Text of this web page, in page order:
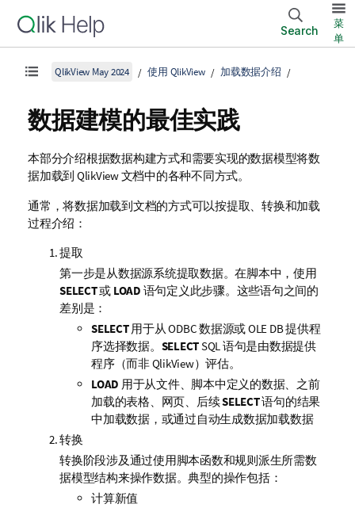
Search
菜
单
QlikView May 2024 使用 QlikView 加载数据介绍
数据建模的最佳实践
本部分介绍根据数据构建方式和需要实现的数据模型将数
据加载到 QlikView文档中的各种不同方式。
通常，将数据加载到文档的方式可以按提取、转换和加载
过程介绍：
提取
第一步是从数据源系统提取数据。在脚本中，使用
SELECT或 LOAD 语句定义此步骤。这些语句之间的
差别是：
SELECT用于从ODBC数据源或OLE DB提供程
序选择数据。 SELECTSQL语句是由数据提供
程序（而非QlikView）评估。
LOAD 用于从文件、脚本中定义的数据、之前
加载的表格、网页、后续SELECT语句的结果
中加载数据，或通过自动生成数据加载数据
转换
转换阶段涉及通过使用脚本函数和规则派生所需数
据模型结构来操作数据。典型的操作包括：
计算新值